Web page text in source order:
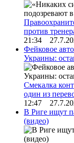
против
21:34
Фейковое
Украины:
Смекалка
один из
12:47
В Риге ищут
(видео)